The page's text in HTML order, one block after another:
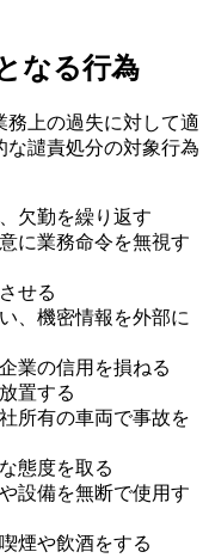
なる行為
上の過失に対して適
な譴責処分の対象行為
欠勤を繰り返す
に業務命令を無視す
せる
、機密情報を外部に
業の信用を損ねる
置する
所有の車両で事故を
態度を取る
設備を無断で使用す
煙や飲酒をする